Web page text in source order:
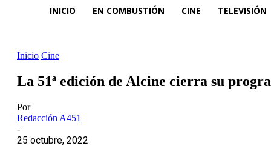
INICIO EN COMBUSTIÓN CINE TELEVISIÓN
Inicio Cine
La 51ª edición de Alcine cierra su
Por
Redacción A451
-
25 octubre, 2022